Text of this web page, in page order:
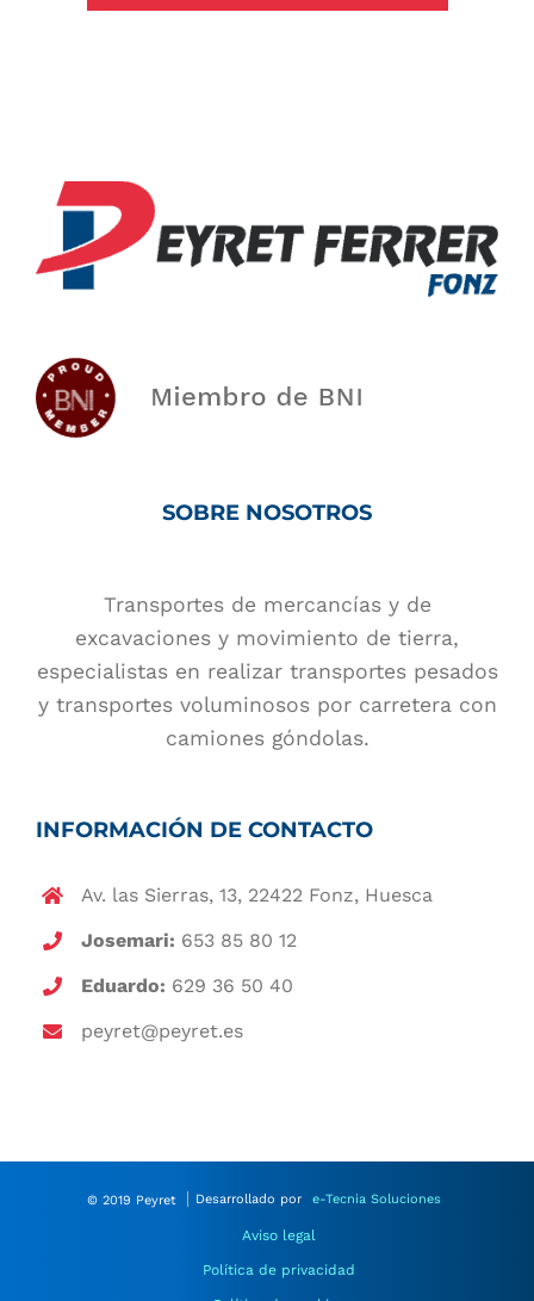
SOBRE NOSOTROS
Transportes de mercancías y de
excavaciones y movimiento de tierra,
especialistas en realizar transportes pesados
y transportes voluminosos por carretera con
camiones góndolas.
INFORMACIÓN DE CONTACTO
Av. las Sierras, 13, 22422 Fonz, Huesca
Josemari: 653 85 80 12
Eduardo: 629 36 50 40
peyret@peyret.es
© 2019 Peyret Desarrollado por e-Tecnia Soluciones
Aviso legal
Política de privacidad